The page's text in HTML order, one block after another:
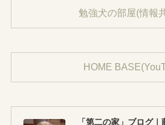
勉強犬の部屋(情報
HOME